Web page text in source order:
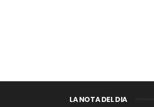
LA NOTA DEL DIA